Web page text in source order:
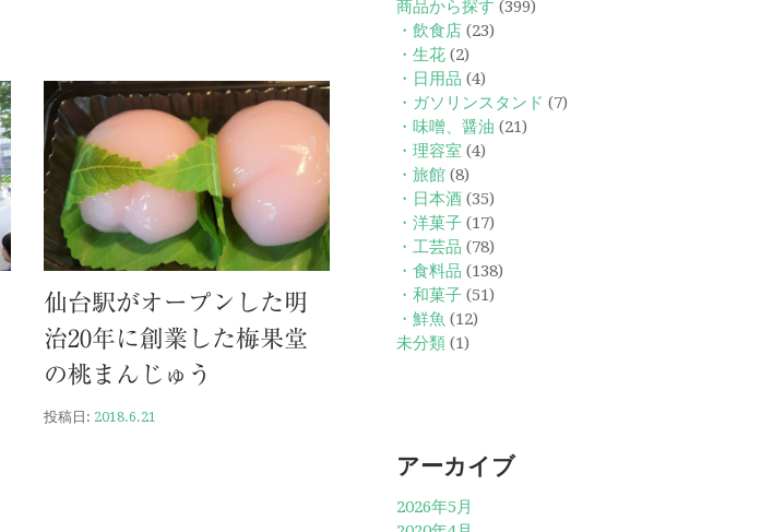
仙台駅がオープンした明
治20年に創業した梅果堂
の桃まんじゅう
投稿日: 2018.6.21
商品から探す (399)
・飲食店(23)
・生花(2)
・日用品 (4)
・ガソリンスタンド (7)
・味噌、醤油 (21)
・理容室 (4)
・旅館(8)
・日本酒(35)
・洋菓子(17)
・工芸品 (78)
・食料品 (138)
・和菓子(51)
・鮮魚 (12)
未分類(1)
アーカイブ
2026年5月